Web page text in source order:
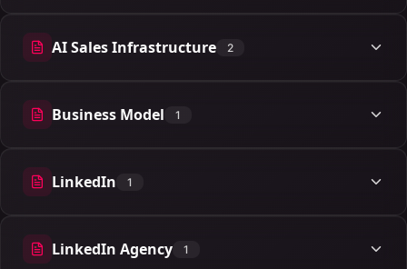
AI Sales Infrastructure 2
2 artigos
Business Model 1
1 artigos
LinkedIn 1
1 artigos
LinkedIn Agency 1
1 artigos